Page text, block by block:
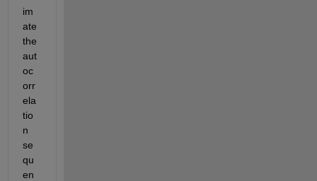
im
ate
the
aut
oc
orr
ela
tio
n
se
qu
en